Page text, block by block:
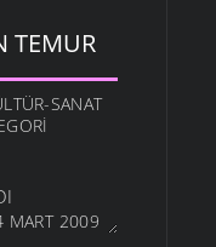
TEMUR
SANAT
MART 2009